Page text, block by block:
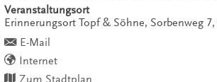
Veranstaltungsort
Erinnerungsort Topf & Söhne, Sorbenweg 7,
E-Mail
Internet
Zum Stadtplan